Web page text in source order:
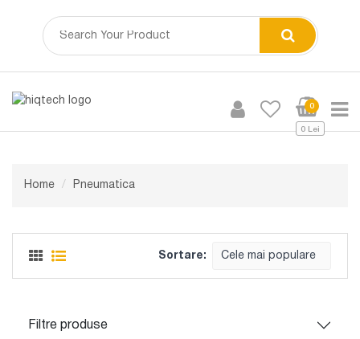
0
0 Lei
Home Pneumatica
Cele mai populare
Sortare:
Filtre produse